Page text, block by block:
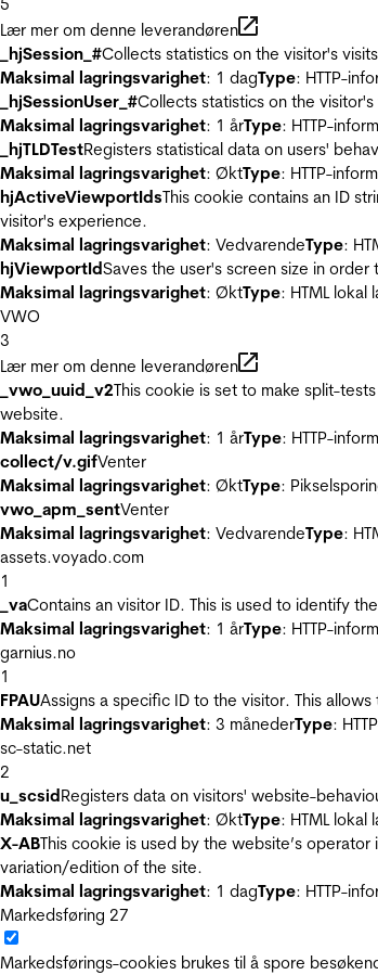
Lær mer om denne leverandøren
_hjSession_#Collects statistics on the visitor's
Maksimal lagringsvarighet: 1 dagType: HTTP-
_hjSessionUser_#Collects statistics on the
Maksimal lagringsvarighet: 1 årType: HTTP-
_hjTLDTestRegisters statistical data on users'
Maksimal lagringsvarighet: ØktType: HTTP-
hjActiveViewportIdsThis cookie contains an ID
visitor's experience.
Maksimal lagringsvarighet: VedvarendeType:
hjViewportIdSaves the user's screen size in
Maksimal lagringsvarighet: ØktType: HTML lokal
VWO
3
Lær mer om denne leverandøren
_vwo_uuid_v2This cookie is set to make split-
website.
Maksimal lagringsvarighet: 1 årType: HTTP-
collect/v.gifVenter
Maksimal lagringsvarighet: ØktType:
vwo_apm_sentVenter
Maksimal lagringsvarighet: VedvarendeType:
assets.voyado.com
1
_vaContains an visitor ID. This is used to identify
Maksimal lagringsvarighet: 1 årType: HTTP-
garnius.no
1
FPAUAssigns a specific ID to the visitor. This
Maksimal lagringsvarighet: 3 månederType:
sc-static.net
2
u_scsidRegisters data on visitors' website-
Maksimal lagringsvarighet: ØktType: HTML lokal
X-ABThis cookie is used by the website’s
variation/edition of the site.
Maksimal lagringsvarighet: 1 dagType: HTTP-
Markedsføring 27
Markedsførings-cookies brukes til å spore